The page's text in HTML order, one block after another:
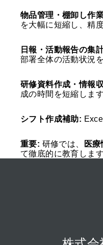
物品管理・棚卸し作
を大幅に短縮し、精
日報・活動報告の集
部署全体の活動状況
研修資料作成・情報
成の時間を短縮します
シフト作成補助:
重要: 研修では、 医
て徹底的に教育します